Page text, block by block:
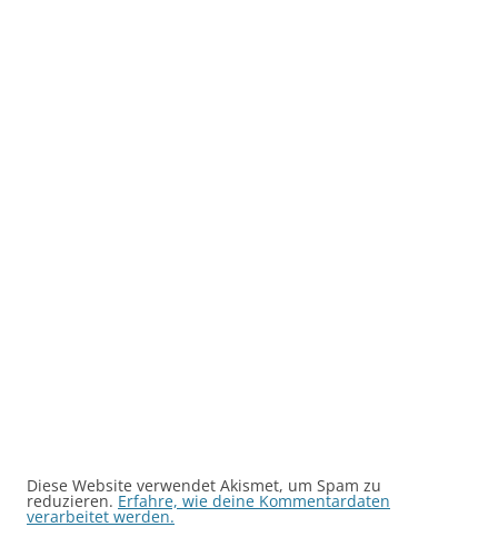
Diese Website verwendet Akismet, um Spam zu
reduzieren. Erfahre, wie deine Kommentardaten
verarbeitet werden.